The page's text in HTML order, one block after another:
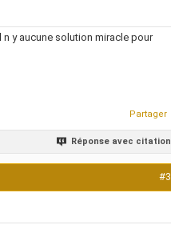
n y aucune solution miracle pour
Partager
Réponse avec citation
#3